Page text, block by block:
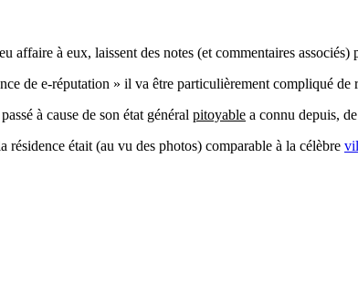
affaire à eux, laissent des notes (et commentaires
de e-réputation » il va être particulièrement compliqué de
à cause de son état général pitoyable a connu depuis,
résidence était (au vu des photos) comparable à la célèbre